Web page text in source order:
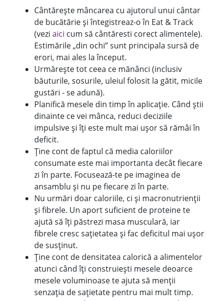
Cântărește mâncarea cu ajutorul unui cântar
de bucătărie și întegistreaz-o în Eat & Track
(vezi aici cum să cântăresti corect alimentele).
Estimările „din ochi” sunt principala sursă de
erori, mai ales la început.
Urmărește tot ceea ce mănânci (inclusiv
băuturile, sosurile, uleiul folosit la gătit, micile
gustări - se adună).
Planifică mesele din timp în aplicație. Când știi
dinainte ce vei mânca, reduci deciziile
impulsive și îți este mult mai ușor să rămâi în
deficit.
Ține cont de faptul că media caloriilor
consumate este mai importanta decât fiecare
zi în parte. Focusează-te pe imaginea de
ansamblu și nu pe fiecare zi în parte.
Nu urmări doar caloriile, ci și macronutrienții
și fibrele. Un aport suficient de proteine te
ajută să îți păstrezi masa musculară, iar
fibrele cresc sațietatea și fac deficitul mai ușor
de susținut.
Ține cont de densitatea calorică a alimentelor
atunci când îți construiești mesele deoarce
mesele voluminoase te ajuta să menții
senzația de sațietate pentru mai mult timp.